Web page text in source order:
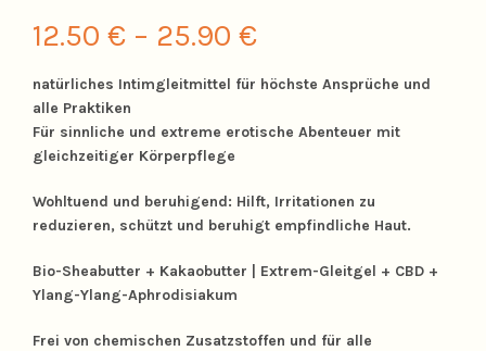
12.50 € – 25.90 €Preisspanne:
12.50 €
bis
natürliches Intimgleitmittel für höchste Ansprüche und
alle Praktiken
Für sinnliche und extreme erotische Abenteuer mit
gleichzeitiger Körperpflege
Wohltuend und beruhigend: Hilft, Irritationen zu
reduzieren, schützt und beruhigt empfindliche Haut.
Bio-Sheabutter + Kakaobutter | Extrem-Gleitgel + CBD +
Ylang-Ylang-Aphrodisiakum
Frei von chemischen Zusatzstoffen und für alle